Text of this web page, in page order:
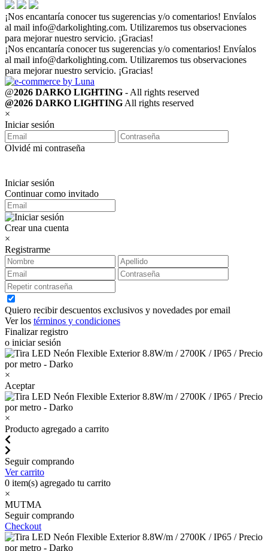
¡Nos encantaría conocer tus sugerencias y/o comentarios! Envíalos
al mail info@darkolighting.com. Utilizaremos tus observaciones
para mejorar nuestro servicio. ¡Gracias!
¡Nos encantaría conocer tus sugerencias y/o comentarios! Envíalos
al mail info@darkolighting.com. Utilizaremos tus observaciones
para mejorar nuestro servicio. ¡Gracias!
@2026 DARKO LIGHTING - All rights reserved
@2026 DARKO LIGHTINGAll rights reserved
×
Iniciar sesión
Olvidé mi contraseña
Iniciar sesión
Continuar como invitado
Crear una cuenta
×
Registrarme
Quiero recibir descuentos exclusivos y novedades por email
Ver los términos y condiciones
Finalizar registro
o iniciar sesión
×
Aceptar
×
Producto agregado a carrito
Seguir comprando
Ver carrito
0 item(s) agregado tu carrito
×
MUTMA
Seguir comprando
Checkout